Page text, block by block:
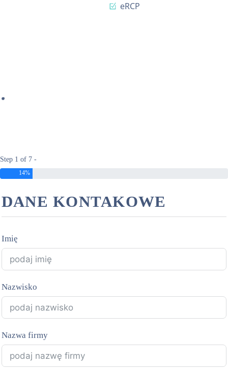
eRCP
Step 1 of 7 -
14%
DANE KONTAKOWE
Imię
Nazwisko
Nazwa firmy